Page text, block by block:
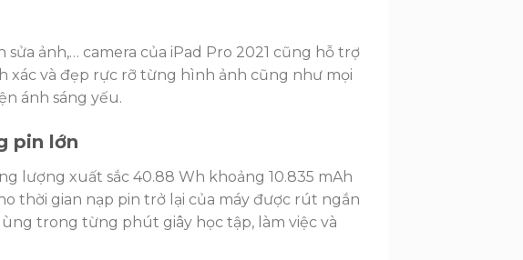
ảnh,… camera của iPad Pro 2021 cũng hỗ trợ
xác và đẹp rực rỡ từng hình ảnh cũng như mọi
ánh sáng yếu.
pin lớn
lượng xuất sắc 40.88 Wh khoảng 10.835 mAh
thời gian nạp pin trở lại của máy được rút ngắn
trong từng phút giây học tập, làm việc và